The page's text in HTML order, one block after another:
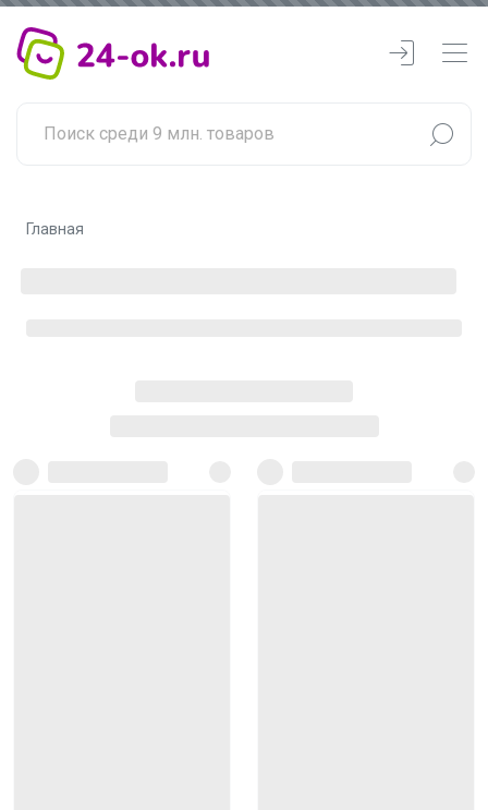
Главная